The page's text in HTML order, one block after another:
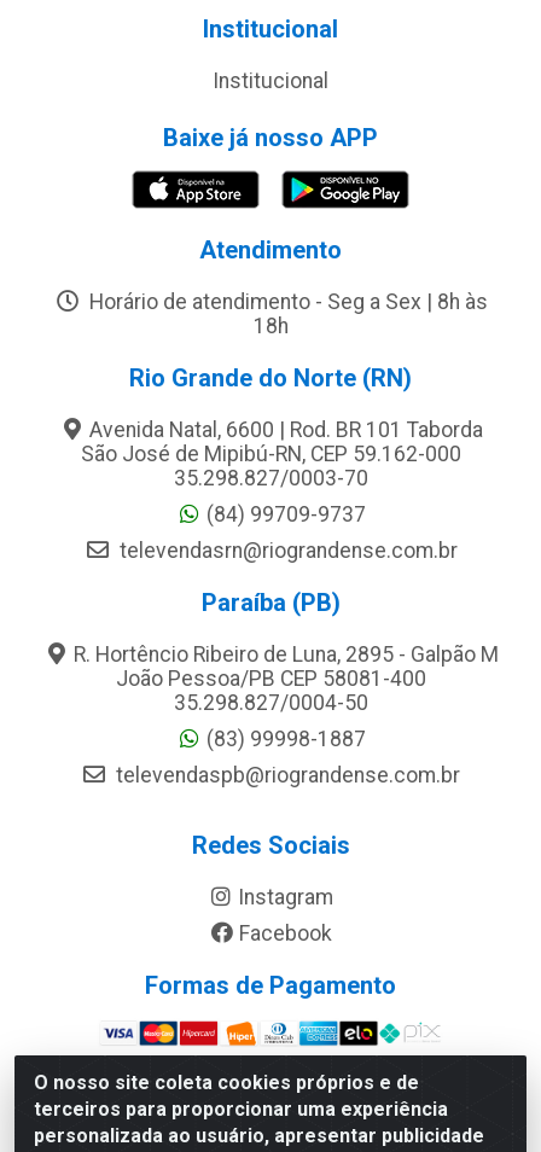
O nosso site coleta cookies próprios e de
terceiros para proporcionar uma experiência
personalizada ao usuário, apresentar publicidade
Institucional
Institucional
Baixe já nosso APP
Atendimento
Horário de atendimento - Seg a Sex | 8h às
18h
Rio Grande do Norte (RN)
Avenida Natal, 6600 | Rod. BR 101 Taborda
São José de Mipibú-RN, CEP 59.162-000
35.298.827/0003-70
(84) 99709-9737
televendasrn@riograndense.com.br
Paraíba (PB)
R. Hortêncio Ribeiro de Luna, 2895 - Galpão M
João Pessoa/PB CEP 58081-400
35.298.827/0004-50
(83) 99998-1887
televendaspb@riograndense.com.br
Redes Sociais
Instagram
Facebook
Formas de Pagamento
Site Seguro